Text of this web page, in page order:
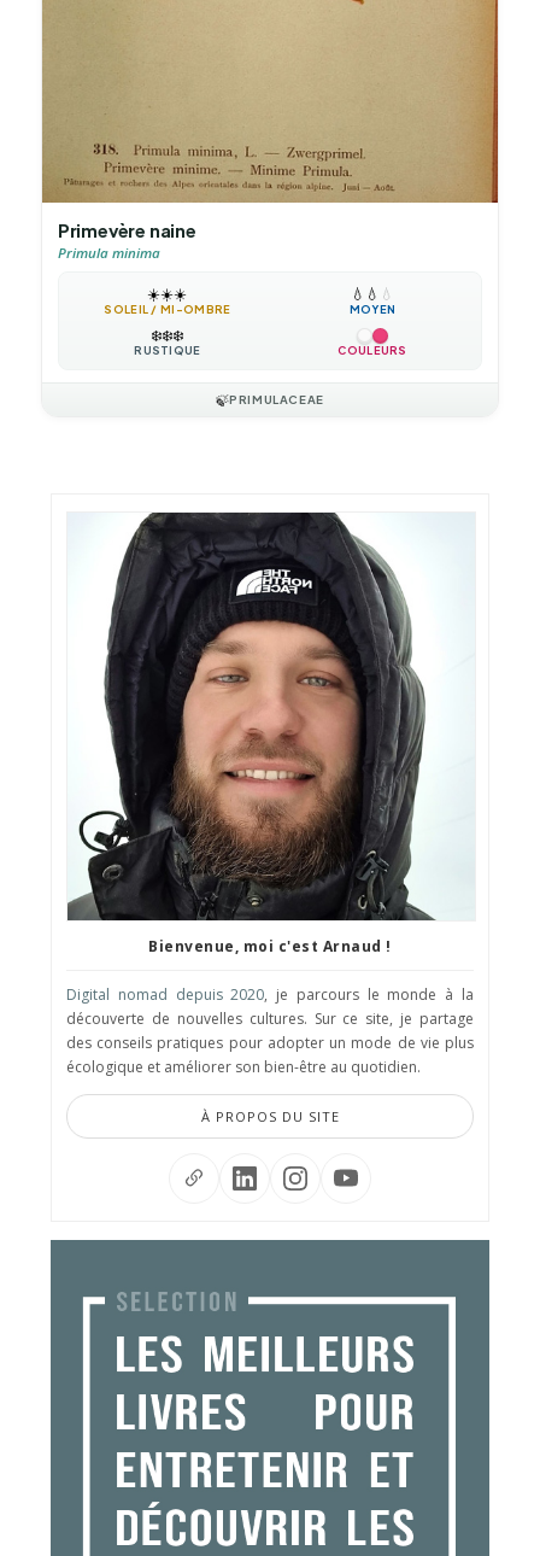
Primevère naine
Primula minima
☀️☀️☀️
SOLEIL / MI-OMBRE
💧 💧 💧
MOYEN
❄️❄️❄️
RUSTIQUE COULEURS
🍃PRIMULACEAE
Bienvenue, moi c'est Arnaud !
Digital nomad depuis 2020, je parcours le monde à la
découverte de nouvelles cultures. Sur ce site, je partage
des conseils pratiques pour adopter un mode de vie plus
écologique et améliorer son bien-être au quotidien.
À PROPOS DU SITE